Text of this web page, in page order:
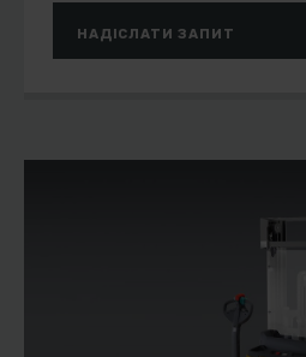
НАДІСЛАТИ ЗАПИТ